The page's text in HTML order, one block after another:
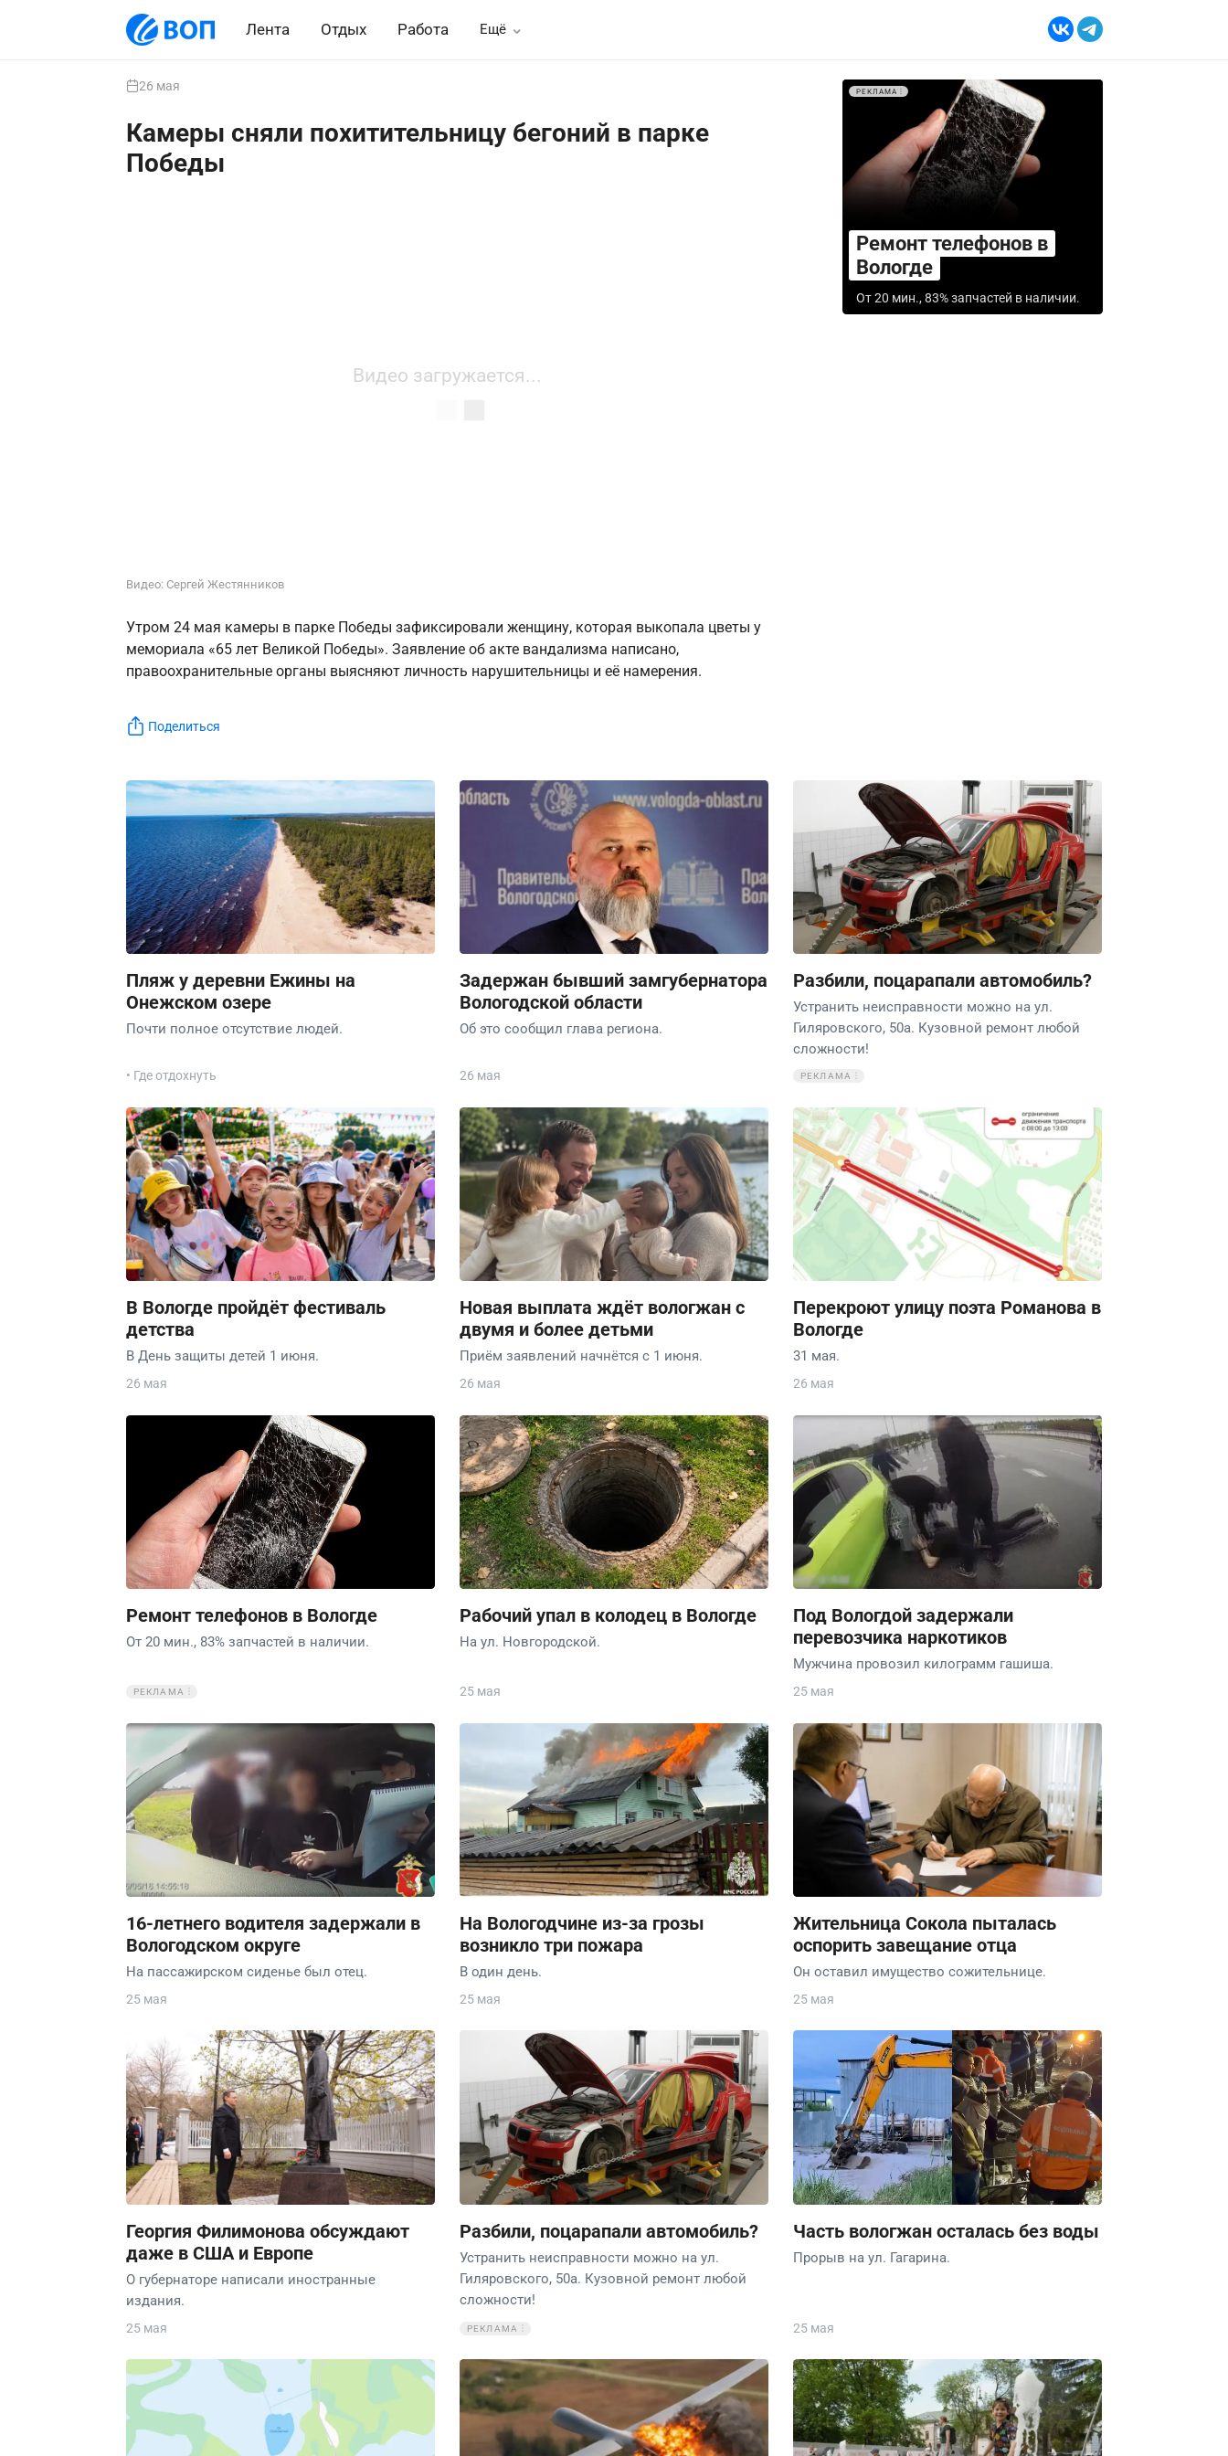
Лента Отдых Работа Ещё
26 мая
Камеры сняли похитительницу бегоний в парке
Победы
Видео загружается...
Видео: Сергей Жестянников
Утром 24 мая камеры в парке Победы зафиксировали женщину, которая выкопала цветы у
мемориала «65 лет Великой Победы». Заявление об акте вандализма написано,
правоохранительные органы выясняют личность нарушительницы и её намерения.
Поделиться
РЕКЛАМА
Ремонт телефонов в
Вологде
От 20 мин., 83% запчастей в наличии.
Пляж у деревни Ежины на
Онежском озере
Почти полное отсутствие людей.
• Где отдохнуть
Задержан бывший замгубернатора
Вологодской области
Об это сообщил глава региона.
26 мая
Разбили, поцарапали автомобиль?
Устранить неисправности можно на ул.
Гиляровского, 50а. Кузовной ремонт любой
сложности!
РЕКЛАМА
В Вологде пройдёт фестиваль
детства
В День защиты детей 1 июня.
26 мая
Новая выплата ждёт вологжан с
двумя и более детьми
Приём заявлений начнётся с 1 июня.
26 мая
Перекроют улицу поэта Романова в
Вологде
31 мая.
26 мая
Ремонт телефонов в Вологде
От 20 мин., 83% запчастей в наличии.
РЕКЛАМА
Рабочий упал в колодец в Вологде
На ул. Новгородской.
25 мая
Под Вологдой задержали
перевозчика наркотиков
Мужчина провозил килограмм гашиша.
25 мая
16-летнего водителя задержали в
Вологодском округе
На пассажирском сиденье был отец.
25 мая
На Вологодчине из-за грозы
возникло три пожара
В один день.
25 мая
Жительница Сокола пыталась
оспорить завещание отца
Он оставил имущество сожительнице.
25 мая
Георгия Филимонова обсуждают
даже в США и Европе
О губернаторе написали иностранные
издания.
25 мая
Разбили, поцарапали автомобиль?
Устранить неисправности можно на ул.
Гиляровского, 50а. Кузовной ремонт любой
сложности!
РЕКЛАМА
Часть вологжан осталась без воды
Прорыв на ул. Гагарина.
25 мая